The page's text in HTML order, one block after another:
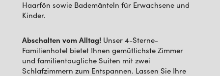
Haarfön sowie Bademänteln für Erwachsene und
Kinder.
Abschalten vom Alltag!Unser 4-Sterne-
Familienhotel bietet Ihnen gemütlichste Zimmer
und familientaugliche Suiten mit zwei
Schlafzimmern zum Entspannen. Lassen Sie Ihre